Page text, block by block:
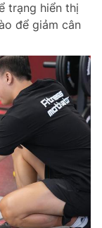
trạng hiển thị
để giảm cân